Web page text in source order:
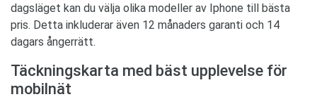
dagsläget kan du välja olika modeller av Iphone till bästa
pris. Detta inkluderar även 12 månaders garanti och 14
dagars ångerrätt.
Täckningskarta med bäst upplevelse för
mobilnät